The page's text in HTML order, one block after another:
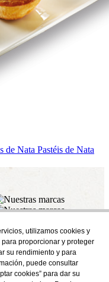
utilizamos cookies y
proporcionar y proteger
su rendimiento y para
puede consultar
cookies” para dar su
de Nata Pastéis de Nata